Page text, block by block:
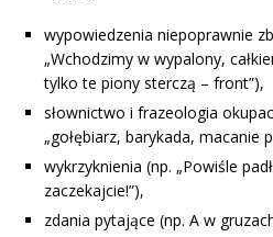
wypowiedzenia niepoprawnie
„Wchodzimy w wypalony,
tylko te piony sterczą – front”),
słownictwo i frazeologia
„gołębiarz, barykada, macanie
wykrzyknienia (np. „Powiśle
zaczekajcie!”),
zdania pytające (np. A w